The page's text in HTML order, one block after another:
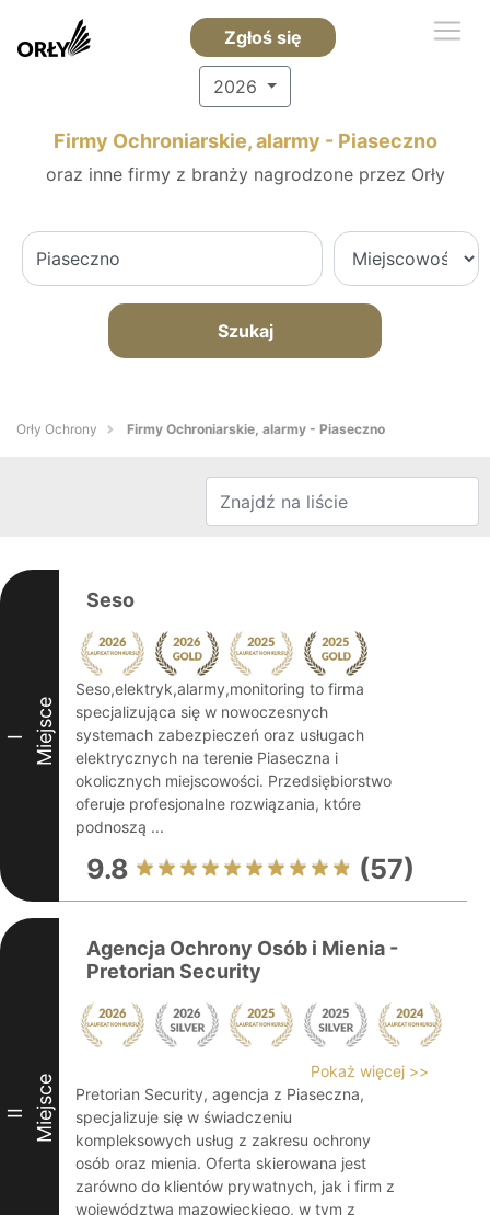
Zgłoś się
2026
Firmy Ochroniarskie, alarmy - Piaseczno
oraz inne firmy z branży nagrodzone przez Orły
Szukaj
Orły Ochrony Firmy Ochroniarskie, alarmy - Piaseczno
I Miejsce
Seso
Seso,elektryk,alarmy,monitoring to firma
specjalizująca się w nowoczesnych
systemach zabezpieczeń oraz usługach
elektrycznych na terenie Piaseczna i
okolicznych miejscowości. Przedsiębiorstwo
oferuje profesjonalne rozwiązania, które
podnoszą ...
9.8 (57)
II Miejsce
Agencja Ochrony Osób i Mienia -
Pretorian Security
Pokaż więcej >>
Pretorian Security, agencja z Piaseczna,
specjalizuje się w świadczeniu
kompleksowych usług z zakresu ochrony
osób oraz mienia. Oferta skierowana jest
zarówno do klientów prywatnych, jak i firm z
województwa mazowieckiego, w tym z